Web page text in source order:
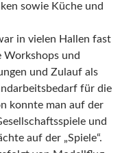
sowie Küche und
in vielen Hallen fast
Workshops und
und Zulauf als
für die
konnte man auf der
und
auf der „Spiele“.